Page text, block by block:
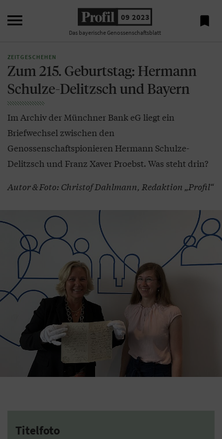
 09 2023
Das bayerische Genossenschaftsblatt

ZEITGESCHEHEN
Zum 215. Geburtstag: Hermann
Schulze-Delitzsch und Bayern
Im Archiv der Münchner Bank eG liegt ein
Briefwechsel zwischen den
Genossenschaftspionieren Hermann Schulze-
Delitzsch und Franz Xaver Proebst. Was steht drin?
Autor & Foto: Christof Dahlmann, Redaktion „Profil“
Titelfoto